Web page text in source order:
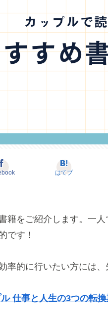
はてブ
籍をご紹介します。一
です！
率的に行いたい方には、
仕事と人生の3つの転